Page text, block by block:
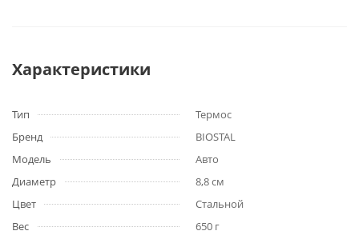
Характеристики
Тип
Термос
Бренд
BIOSTAL
Модель
Авто
Диаметр
8,8 см
Цвет
Стальной
Вес
650 г